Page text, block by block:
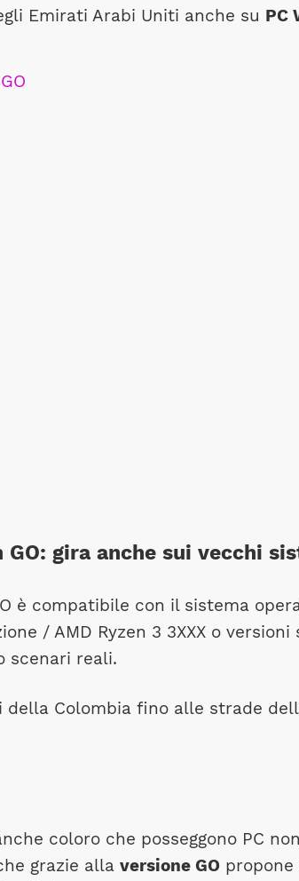
Emirati Arabi Uniti anche su PC
GO: gira anche sui vecchi
è compatibile con il sistema
/ AMD Ryzen 3 3XXX o
scenari reali.
della Colombia fino alle strade
coloro che posseggono PC
grazie alla versione GOpropone